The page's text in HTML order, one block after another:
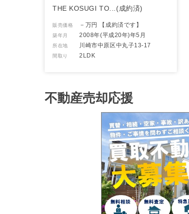
THE KOSUGI TO...(成約済)
販売価格 －万円 【成約済です】
築年月 2008年(平成20年)年5月
所在地 川崎市中原区中丸子13-17
間取り 2LDK
不動産売却応援